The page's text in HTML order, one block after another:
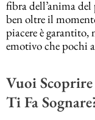
fibra dell’anima
ben oltre il
piacere è garantito,
emotivo che pochi
Vuoi
Ti Fa